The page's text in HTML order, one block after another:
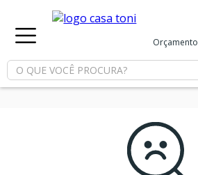
Minha Conta
Meus Favoritos
Departamentos
Orçamento